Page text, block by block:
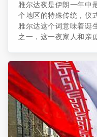
雅尔达夜是伊朗一年中
个地区的特殊传统，仪
雅尔达这个词意味着诞
之一，这一夜家人和亲戚聚集在一
中举行，比如吃西瓜
饪当地美食，阅读哈菲
征意义，它们是健康和